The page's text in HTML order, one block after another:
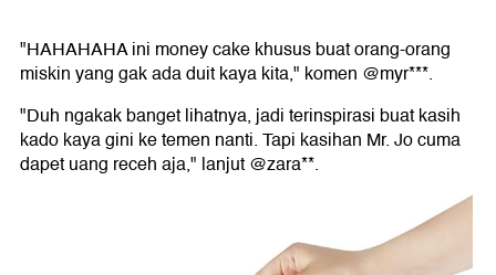
"HAHAHAHA ini money cake khusus buat orang-orang
miskin yang gak ada duit kaya kita," komen @myr***.
"Duh ngakak banget lihatnya, jadi terinspirasi buat kasih
kado kaya gini ke temen nanti. Tapi kasihan Mr. Jo cuma
dapet uang receh aja," lanjut @zara**.